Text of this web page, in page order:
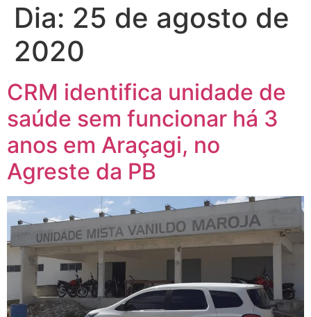
Dia: 25 de agosto de
2020
CRM identifica unidade de
saúde sem funcionar há 3
anos em Araçagi, no
Agreste da PB